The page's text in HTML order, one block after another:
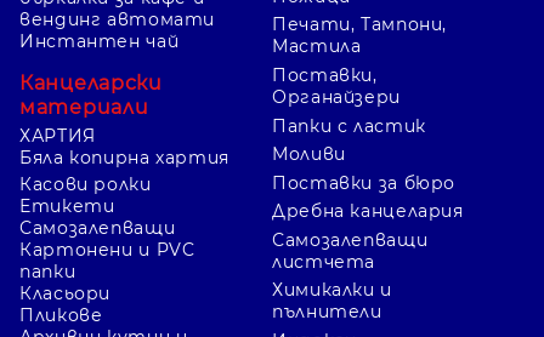
Съобразете обема
Копчето и клипът имат
практически ограничения.
Проверете капацитета и не
поставяйте повече листове от
посоченото за конкретния продукт.
Често задавани въпроси
вендинг автомати
Инстантен чай
Канцеларски
материали
ХАРТИЯ
Бяла копирна хартия
Касови ролки
Етикети
Самозалепващи
Картонени и PVC
папки
Класьори
Пликове
Печати, Тампони,
Мастила
Поставки,
Органайзери
Папки с ластик
Моливи
Поставки за бюро
Дребна канцелария
Самозалепващи
листчета
Химикалки и
пълнители